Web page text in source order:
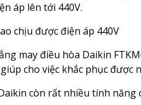
áp lên tới 440V.
chịu được điện áp 440V
may điều hòa Daikin
cho việc khắc phục được
còn rất nhiều tính